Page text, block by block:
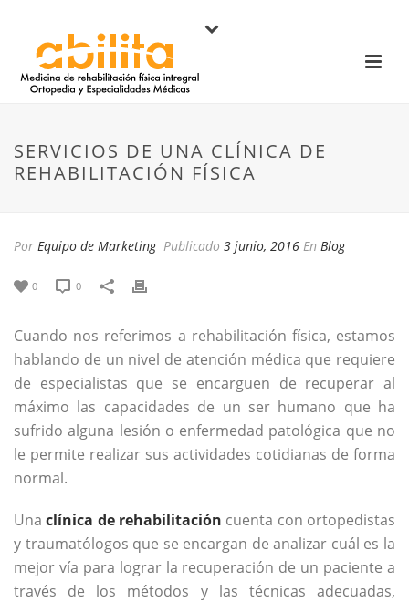
SERVICIOS DE UNA CLÍNICA DE
REHABILITACIÓN FÍSICA
Por Equipo de Marketing Publicado 3 junio, 2016 En Blog
0 0
Cuando nos referimos a rehabilitación física, estamos
hablando de un nivel de atención médica que requiere
de especialistas que se encarguen de recuperar al
máximo las capacidades de un ser humano que ha
sufrido alguna lesión o enfermedad patológica que no
le permite realizar sus actividades cotidianas de forma
normal.
Unaclínica de rehabilitación cuenta con ortopedistas
y traumatólogos que se encargan de analizar cuál es la
mejor vía para lograr la recuperación de un paciente a
través de los métodos y las técnicas adecuadas,